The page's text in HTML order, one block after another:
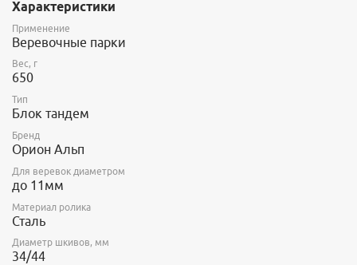
карабин VERTIGO (Petzl) или аналогичные. Универсальная
система креплений и надежность конструкции (даже при
полном разрушении ролика веревка остается в карабине).
Карабин в комплект не входит.
Рабочий диаметр веревки или троса от 8 до 11 мм.
Характеристики
Применение
Веревочные парки
Вес, г
650
Тип
Блок тандем
Бренд
Орион Альп
Для веревок диаметром
до 11мм
Материал ролика
Сталь
Диаметр шкивов, мм
34/44